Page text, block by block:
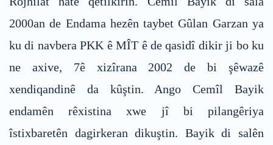
2000an de Endama hezên taybet Gûlan Garzan ya
ku di navbera PKK ê MÎT ê de qasidî dikir ji bo ku
ne axive, 7ê xizîrana 2002 de bi şêwazê
xendiqandinê da kûştin. Ango Cemîl Bayik
endamên rêxistina xwe jî bi pilangêriya
îstixbaretên dagirkeran dikuştin. Bayik di salên